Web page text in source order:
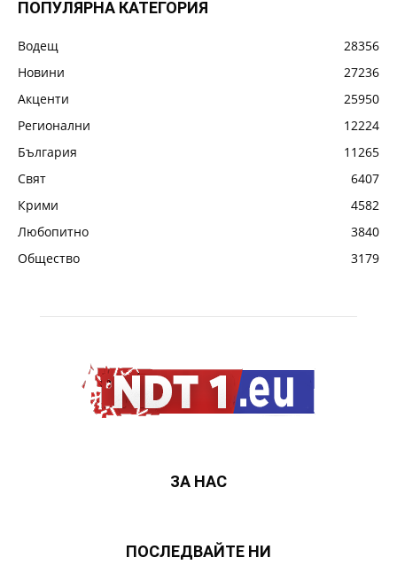
ПОПУЛЯРНА КАТЕГОРИЯ
Водещ
28356
Новини
27236
Акценти
25950
Регионални
12224
България
11265
Свят
6407
Крими
4582
Любопитно
3840
Общество
3179
ЗА НАС
ПОСЛЕДВАЙТЕ НИ